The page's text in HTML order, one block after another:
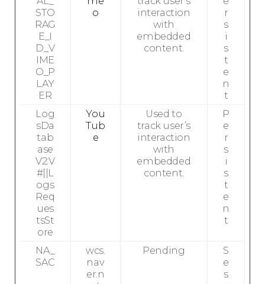
STO
RAG
E_I
D_V
IME
O_P
LAY
ER
o
interaction
with
embedded
content.
r
s
i
s
t
e
n
t
Log
sDa
tab
ase
V2:V
#||L
ogs
Req
ues
tsSt
ore
You
Tub
e
Used to
track user’s
interaction
with
embedded
content.
P
e
r
s
i
s
t
e
n
t
NA_
SAC
wcs.
nav
er.n
Pending
S
e
s